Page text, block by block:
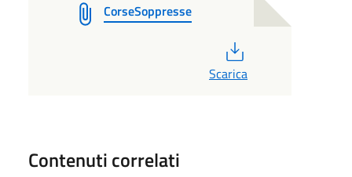
CorseSoppresse
Scarica
Contenuti correlati